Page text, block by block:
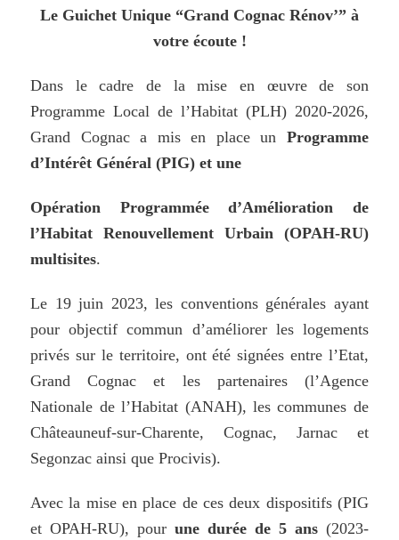
Le Guichet Unique “Grand Cognac Rénov’” à
votre écoute !
Dans le cadre de la mise en œuvre de son
Programme Local de l’Habitat (PLH) 2020-2026,
Grand Cognac a mis en place un Programme
d’Intérêt Général (PIG) et une
Opération Programmée d’Amélioration
de
l’Habitat
Renouvellement Urbain
(OPAH-RU)
multisites.
Le 19 juin 2023, les conventions générales ayant
pour objectif commun d’améliorer les logements
privés sur le territoire, ont été signées entre l’Etat,
Grand Cognac et les partenaires (l’Agence
Nationale de l’Habitat (ANAH), les communes de
Châteauneuf-sur-Charente, Cognac, Jarnac et
Segonzac ainsi que Procivis).
Avec la mise en place de ces deux dispositifs (PIG
et OPAH-RU), pourune durée de 5 ans (2023-